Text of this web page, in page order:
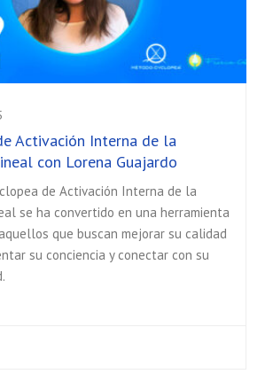
Activación Interna de la
con Lorena Guajardo
de Activación Interna de la
se ha convertido en una herramienta
que buscan mejorar su calidad
su conciencia y conectar con su